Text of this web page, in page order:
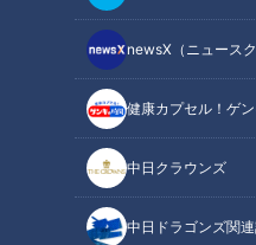
newsX（ニュースク
健康カプセル！ゲ
中日クラウンズ
中日ドラゴンズ関
まさに国際色豊か
2023/04/04 16:50